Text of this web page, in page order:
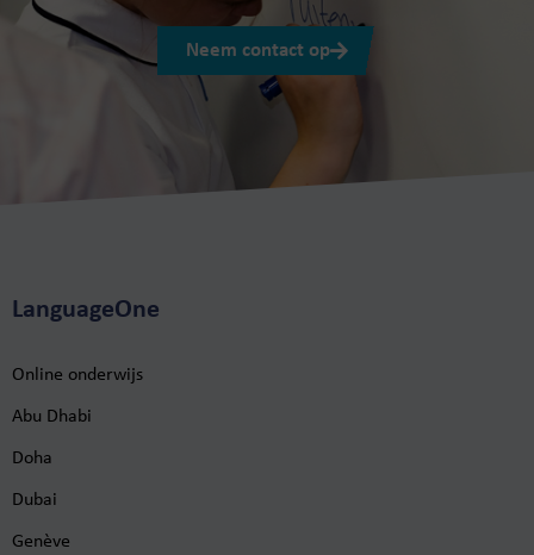
Neem contact op
LanguageOne
Online onderwijs
Abu Dhabi
Doha
Dubai
Genève